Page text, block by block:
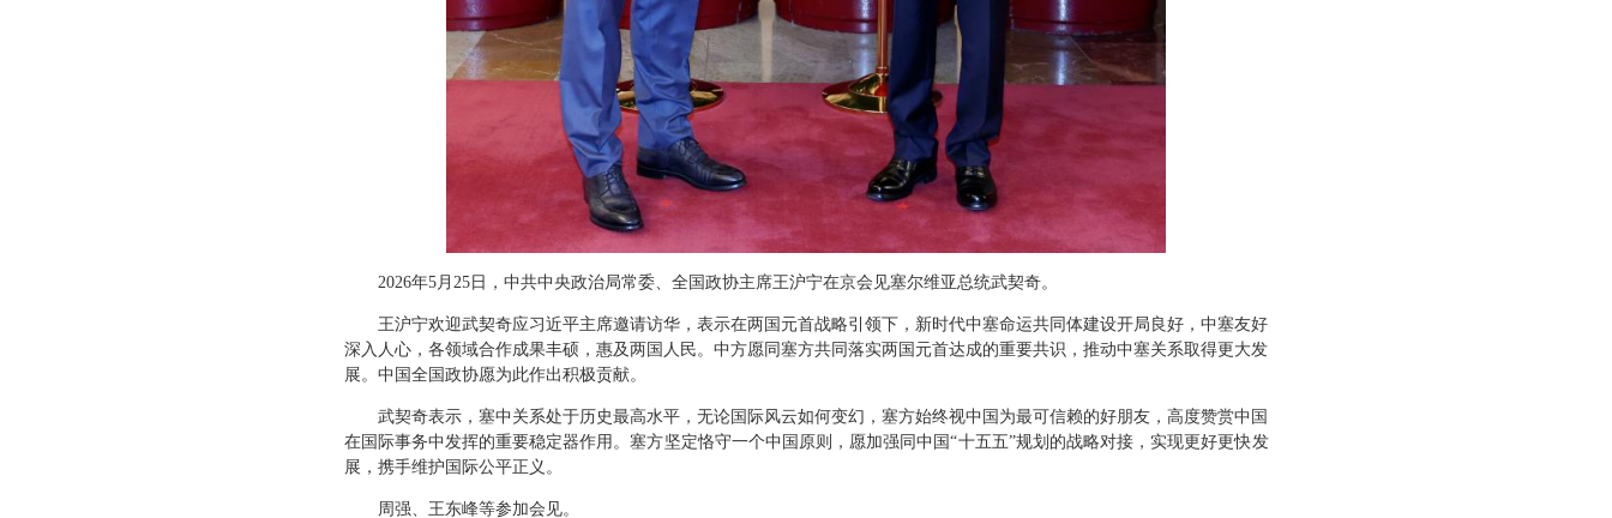
2026年5月25日，中共中央政治局常委、全国政协主席王沪宁在京会见塞尔维亚总统武契奇。
王沪宁欢迎武契奇应习近平主席邀请访华，表示在两国元首战略引领下，新时代中塞命运共同体建设开局良好，中塞友好
深入人心，各领域合作成果丰硕，惠及两国人民。中方愿同塞方共同落实两国元首达成的重要共识，推动中塞关系取得更大发
展。中国全国政协愿为此作出积极贡献。
武契奇表示，塞中关系处于历史最高水平，无论国际风云如何变幻，塞方始终视中国为最可信赖的好朋友，高度赞赏中国
在国际事务中发挥的重要稳定器作用。塞方坚定恪守一个中国原则，愿加强同中国“十五五”规划的战略对接，实现更好更快发
展，携手维护国际公平正义。
周强、王东峰等参加会见。